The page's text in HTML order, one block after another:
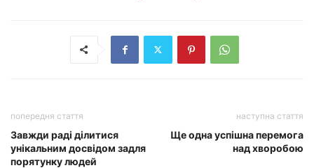
попередня стаття
Завжди раді ділитися
унікальним досвідом задля
порятунку людей
наступна стаття
Ще одна успішна перемога
над хворобою